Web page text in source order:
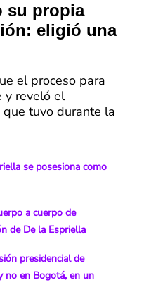
su propia
eligió una
el proceso para
y reveló el
tuvo durante la
se posesiona como
a cuerpo de
de De la Espriella
presidencial de
no en Bogotá, en un